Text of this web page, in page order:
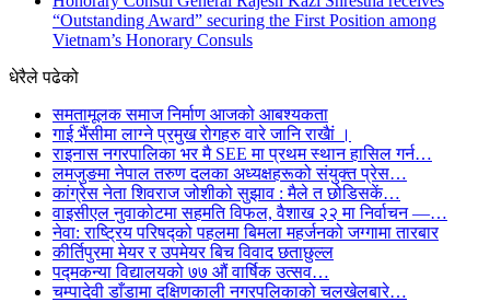
“Outstanding Award” securing the First Position among
Vietnam’s Honorary Consuls
धेरैले पढेको
समतामूलक समाज निर्माण आजको आबश्यकता
गाई भैंसीमा लाग्ने प्रमुख रोगहरु वारे जानि राखैां ।
राइनास नगरपालिका भर मै SEE मा प्रथम स्थान हासिल गर्न…
लमजुङमा नेपाल तरुण दलका अध्यक्षहरूको संयुक्त प्रेस…
कांग्रेस नेता शिवराज जोशीको सुझाव : मैले त छोडिसकें…
वाइसीएल नुवाकोटमा सहमति विफल, वैशाख २२ मा निर्वाचन —…
नेवा: राष्ट्रिय परिषद्को पहलमा बिमला महर्जनको जग्गामा तारबार
कीर्तिपुरमा मेयर र उपमेयर बिच विवाद छताछुल्ल
पद्मकन्या विद्यालयको ७७ औं ‌‌वार्षिक ‌उत्सव…
चम्पादेवी डाँडामा दक्षिणकाली नगरपलिकाको चलखेलबारे…